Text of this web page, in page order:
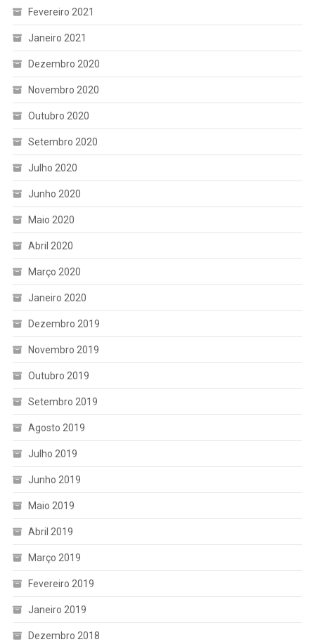
Fevereiro 2021
Janeiro 2021
Dezembro 2020
Novembro 2020
Outubro 2020
Setembro 2020
Julho 2020
Junho 2020
Maio 2020
Abril 2020
Março 2020
Janeiro 2020
Dezembro 2019
Novembro 2019
Outubro 2019
Setembro 2019
Agosto 2019
Julho 2019
Junho 2019
Maio 2019
Abril 2019
Março 2019
Fevereiro 2019
Janeiro 2019
Dezembro 2018